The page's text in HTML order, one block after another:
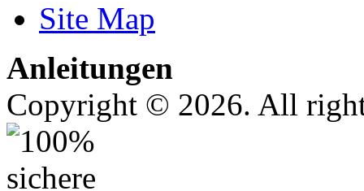
Site Map
Anleitungen
Copyright © 2026. All